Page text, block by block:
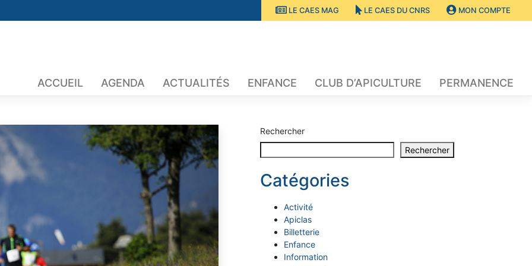
LE CAES MAG LE CAES DU CNRS MON COMPTE
ACCUEIL AGENDA ACTUALITÉS ENFANCE CLUB D’APICULTURE PERMANENCE
Rechercher
Rechercher
Catégories
Activité
Apiclas
Billetterie
Enfance
Information